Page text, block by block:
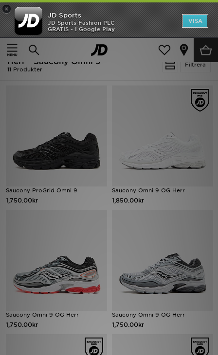
×
JD Sports
JD Sports Fashion PLC
GRATIS - I Google Play
VISA
Ny termin, ny stil Essentials för skolstarten
Hem
Herr
Filtrera
Herr - Saucony Omni 9
11 Produkter
Saucony ProGrid Omni 9
1,750.00kr
Saucony Omni 9 OG Herr
1,850.00kr
Saucony Omni 9 OG Herr
1,750.00kr
Saucony Omni 9 OG Herr
1,750.00kr
Hem
Rea
Nyheter
Varumärken
Bästsäljare
Sport
Mina meddelanden
JD Blogg